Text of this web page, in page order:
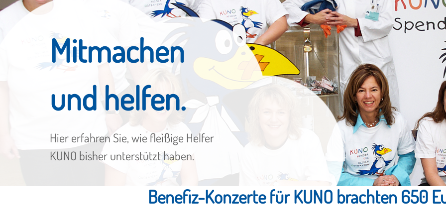
Mitmachen
und helfen.
Hier erfahren Sie, wie fleißige Helfer
KUNO bisher unterstützt haben.
Benefiz-Konzerte für KUNO brachten 650